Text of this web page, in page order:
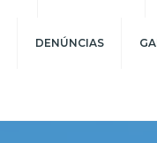
DENÚNCIAS